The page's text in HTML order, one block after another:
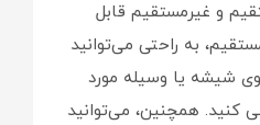
و غیرمستقیم قابل
به راحتی می‌توانید
شیشه یا وسیله مورد
همچنین، می‌توانید